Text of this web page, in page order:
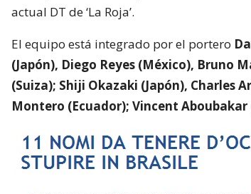
actual DT de ‘La Roja’.
El equipo está integrado por el portero
(Japón), Diego Reyes (México), Bruno
(Suiza); Shiji Okazaki (Japón), Charles
Montero (Ecuador); Vincent